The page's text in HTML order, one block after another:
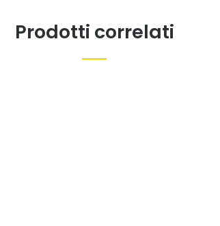
Prodotti correlati